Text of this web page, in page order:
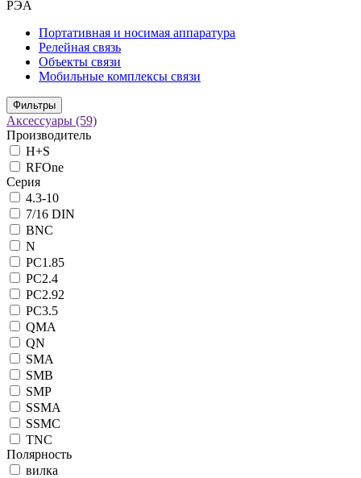
РЭА
Портативная и носимая аппаратура
Релейная связь
Объекты связи
Мобильные комплексы связи
Фильтры
Аксессуары (59)
Производитель
H+S
RFOne
Серия
4.3-10
7/16 DIN
BNC
N
PC1.85
PC2.4
PC2.92
PC3.5
QMA
QN
SMA
SMB
SMP
SSMA
SSMC
TNC
Полярность
вилка